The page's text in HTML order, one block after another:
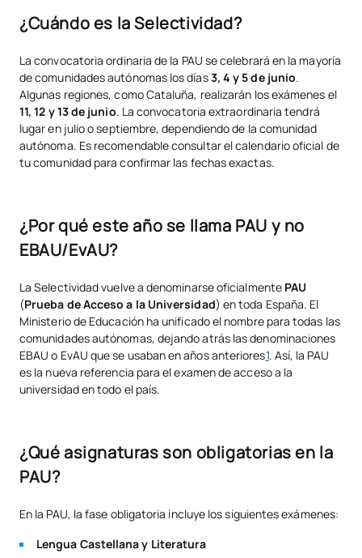
¿Cuándo es la Selectividad?
La convocatoria ordinaria de la PAU se celebrará en la mayoría
de comunidades autónomas los días3, 4 y 5 de junio.
Algunas regiones, como Cataluña, realizarán los exámenes el
11, 12 y 13 de junio. La convocatoria extraordinaria tendrá
lugar en julio o septiembre, dependiendo de la comunidad
autónoma. Es recomendable consultar el calendario oficial de
tu comunidad para confirmar las fechas exactas.
¿Por qué este año se llama PAU y no
EBAU/EvAU?
La Selectividad vuelve a denominarse oficialmente PAU
(Prueba de Acceso a la Universidad) en toda España. El
Ministerio de Educación ha unificado el nombre para todas las
comunidades autónomas, dejando atrás las denominaciones
EBAU o EvAU que se usaban en años anteriores1. Así, la PAU
es la nueva referencia para el examen de acceso a la
universidad en todo el país.
¿Qué asignaturas son obligatorias en la
PAU?
En la PAU, la fase obligatoria incluye los siguientes exámenes:
Lengua Castellana y Literatura